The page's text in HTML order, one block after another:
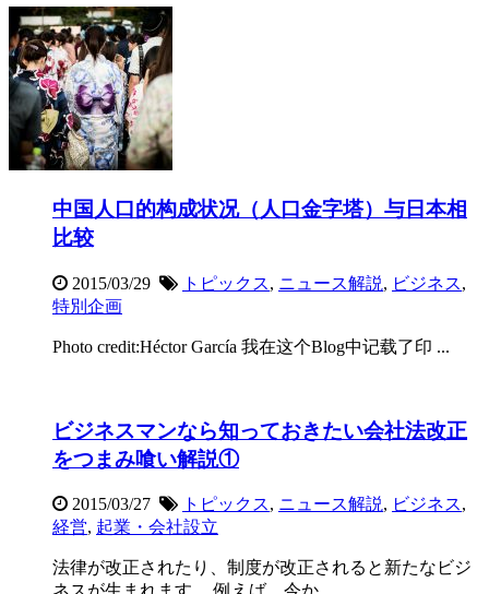
中国人口的构成状况（人口金字塔）与日本相
比较
2015/03/29 トピックス, ニュース解説, ビジネス,
特別企画
Photo credit:Héctor García 我在这个Blog中记载了印 ...
ビジネスマンなら知っておきたい会社法改正
をつまみ喰い解説①
2015/03/27 トピックス, ニュース解説, ビジネス,
経営, 起業・会社設立
法律が改正されたり、制度が改正されると新たなビジ